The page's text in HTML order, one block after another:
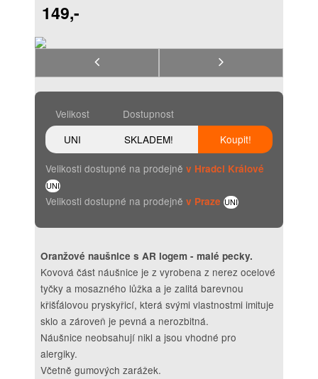
149,-
Velikost
Dostupnost
UNI
SKLADEM! Koupit!
Velikosti dostupné na prodejně v Hradci Králové
UNI
Velikosti dostupné na prodejně v Praze UNI
Oranžové naušnice s AR logem - malé pecky.
Kovová část náušnice je z vyrobena z nerez ocelové
tyčky a mosazného lůžka a je zalitá barevnou
křišťálovou pryskyřicí, která svými vlastnostmi imituje
sklo a zároveň je pevná a nerozbitná.
Náušnice neobsahují nikl a jsou vhodné pro
alergiky.
Včetně gumových zarážek.